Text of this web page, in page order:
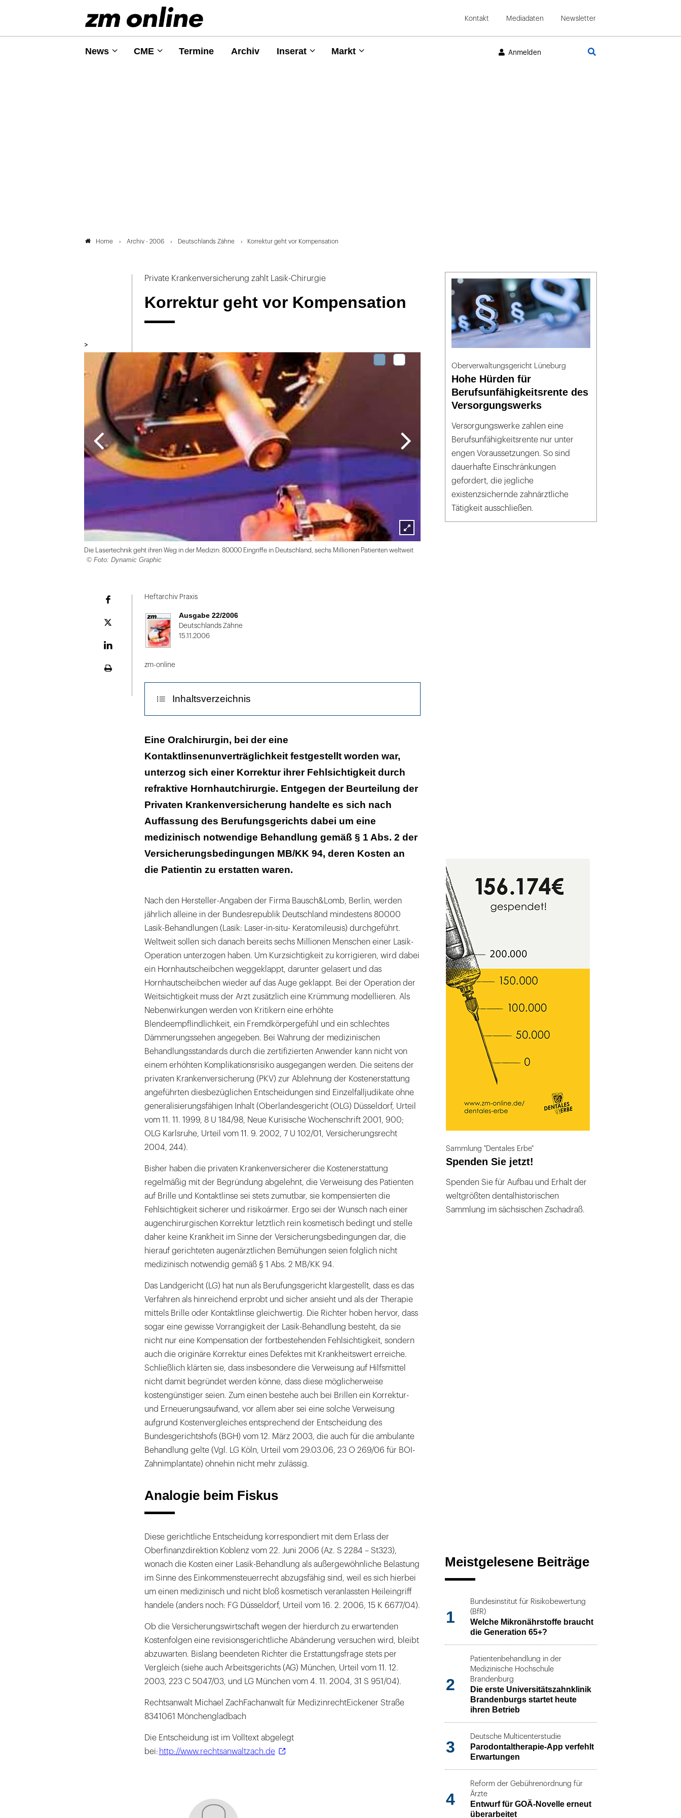
Kontakt Mediadaten Newsletter
News CME Termine Archiv Inserat Markt Anmelden
Home Archiv - 2006 Deutschlands Zähne Korrektur geht vor Kompensation
Private Krankenversicherung zahlt Lasik-Chirurgie
Korrektur geht vor Kompensation
>
Lightbox
öffnen
Die Lasertechnik geht ihren Weg in der Medizin: 80000 Eingriffe in Deutschland, sechs Millionen Patienten weltweit
© Foto: Dynamic Graphic
Plattform
Heftarchiv Praxis
Ausgabe 22/2006
Deutschlands Zähne
15.11.2006
zm-online
Inhaltsverzeichnis
Analogie beim Fiskus
Eine Oralchirurgin, bei der eine
Kontaktlinsenunverträglichkeit festgestellt worden war,
unterzog sich einer Korrektur ihrer Fehlsichtigkeit durch
refraktive Hornhautchirurgie. Entgegen der Beurteilung der
Privaten Krankenversicherung handelte es sich nach
Auffassung des Berufungsgerichts dabei um eine
medizinisch notwendige Behandlung gemäß § 1 Abs. 2 der
Versicherungsbedingungen MB/KK 94, deren Kosten an
die Patientin zu erstatten waren.
Nach den Hersteller-Angaben der Firma Bausch&Lomb, Berlin, werden
jährlich alleine in der Bundesrepublik Deutschland mindestens 80000
Lasik-Behandlungen (Lasik: Laser-in-situ- Keratomileusis) durchgeführt.
Weltweit sollen sich danach bereits sechs Millionen Menschen einer Lasik-
Operation unterzogen haben. Um Kurzsichtigkeit zu korrigieren, wird dabei
ein Hornhautscheibchen weggeklappt, darunter gelasert und das
Hornhautscheibchen wieder auf das Auge geklappt. Bei der Operation der
Weitsichtigkeit muss der Arzt zusätzlich eine Krümmung modellieren. Als
Nebenwirkungen werden von Kritikern eine erhöhte
Blendeempflindlichkeit, ein Fremdkörpergefühl und ein schlechtes
Dämmerungssehen angegeben. Bei Wahrung der medizinischen
Behandlungsstandards durch die zertifizierten Anwender kann nicht von
einem erhöhten Komplikationsrisiko ausgegangen werden. Die seitens der
privaten Krankenversicherung (PKV) zur Ablehnung der Kostenerstattung
angeführten diesbezüglichen Entscheidungen sind Einzelfalljudikate ohne
generalisierungsfähigen Inhalt (Oberlandesgericht (OLG) Düsseldorf, Urteil
vom 11. 11. 1999, 8 U 184/98, Neue Kurisische Wochenschrift 2001, 900;
OLG Karlsruhe, Urteil vom 11. 9. 2002, 7 U 102/01, Versicherungsrecht
2004, 244).
Bisher haben die privaten Krankenversicherer die Kostenerstattung
regelmäßig mit der Begründung abgelehnt, die Verweisung des Patienten
auf Brille und Kontaktlinse sei stets zumutbar, sie kompensierten die
Fehlsichtigkeit sicherer und risikoärmer. Ergo sei der Wunsch nach einer
augenchirurgischen Korrektur letztlich rein kosmetisch bedingt und stelle
daher keine Krankheit im Sinne der Versicherungsbedingungen dar, die
hierauf gerichteten augenärztlichen Bemühungen seien folglich nicht
medizinisch notwendig gemäß § 1 Abs. 2 MB/KK 94.
Das Landgericht (LG) hat nun als Berufungsgericht klargestellt, dass es das
Verfahren als hinreichend erprobt und sicher ansieht und als der Therapie
mittels Brille oder Kontaktlinse gleichwertig. Die Richter hoben hervor, dass
sogar eine gewisse Vorrangigkeit der Lasik-Behandlung besteht, da sie
nicht nur eine Kompensation der fortbestehenden Fehlsichtigkeit, sondern
auch die originäre Korrektur eines Defektes mit Krankheitswert erreiche.
Schließlich klärten sie, dass insbesondere die Verweisung auf Hilfsmittel
nicht damit begründet werden könne, dass diese möglicherweise
kostengünstiger seien. Zum einen bestehe auch bei Brillen ein Korrektur-
und Erneuerungsaufwand, vor allem aber sei eine solche Verweisung
aufgrund Kostenvergleiches entsprechend der Entscheidung des
Bundesgerichtshofs (BGH) vom 12. März 2003, die auch für die ambulante
Behandlung gelte (Vgl. LG Köln, Urteil vom 29.03.06, 23 O 269/06 für BOI-
Zahnimplantate) ohnehin nicht mehr zulässig.
Analogie beim Fiskus
Diese gerichtliche Entscheidung korrespondiert mit dem Erlass der
Oberfinanzdirektion Koblenz vom 22. Juni 2006 (Az. S 2284 – St323),
wonach die Kosten einer Lasik-Behandlung als außergewöhnliche Belastung
im Sinne des Einkommensteuerrecht abzugsfähig sind, weil es sich hierbei
um einen medizinisch und nicht bloß kosmetisch veranlassten Heileingriff
handele (anders noch: FG Düsseldorf, Urteil vom 16. 2. 2006, 15 K 6677/04).
Ob die Versicherungswirtschaft wegen der hierdurch zu erwartenden
Kostenfolgen eine revisionsgerichtliche Abänderung versuchen wird, bleibt
abzuwarten. Bislang beendeten Richter die Erstattungsfrage stets per
Vergleich (siehe auch Arbeitsgerichts (AG) München, Urteil vom 11. 12.
2003, 223 C 5047/03, und LG München vom 4. 11. 2004, 31 S 951/04).
Rechtsanwalt Michael ZachFachanwalt für MedizinrechtEickener Straße
8341061 Mönchengladbach
Die Entscheidung ist im Volltext abgelegt
bei: http://www.rechtsanwaltzach.de
Oberverwaltungsgericht Lüneburg
Hohe Hürden für
Berufsunfähigkeitsrente des
Versorgungswerks
Versorgungswerke zahlen eine
Berufsunfähigkeitsrente nur unter
engen Voraussetzungen. So sind
dauerhafte Einschränkungen
gefordert, die jegliche
existenzsichernde zahnärztliche
Tätigkeit ausschließen.
Sammlung "Dentales Erbe"
Spenden Sie jetzt!
Spenden Sie für Aufbau und Erhalt der
weltgrößten dentalhistorischen
Sammlung im sächsischen Zschadraß.
Meistgelesene Beiträge
1
Bundesinstitut für Risikobewertung
(BfR)
Welche Mikronährstoffe braucht
die Generation 65+?
2
Patientenbehandlung in der
Medizinische Hochschule
Brandenburg
Die erste Universitätszahnklinik
Brandenburgs startet heute
ihren Betrieb
3
Deutsche Multicenterstudie
Parodontaltherapie-App verfehlt
Erwartungen
4
Reform der Gebührenordnung für
Ärzte
Entwurf für GOÄ-Novelle erneut
überarbeitet